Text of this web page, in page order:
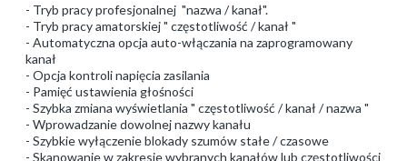
- Tryb pracy profesjonalnej "nazwa / kanał".
- Tryb pracy amatorskiej " częstotliwość / kanał "
- Automatyczna opcja auto-włączania na zaprogramowany
kanał
- Opcja kontroli napięcia zasilania
- Pamięć ustawienia głośności
- Szybka zmiana wyświetlania " częstotliwość / kanał / nazwa "
- Wprowadzanie dowolnej nazwy kanału
- Szybkie wyłączenie blokady szumów stałe / czasowe
- Skanowanie w zakresie wybranych kanałów lub częstotliwości